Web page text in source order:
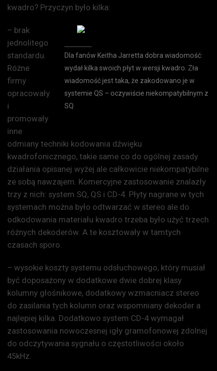
kwadro? Przyczyn było kilka:
Dla fanów Keitha Jarretta dobra wiadomość:
wydał kilka swoich płyt w wersji kwadro. Zła
wiadomość jest taka, że zakodowano je w
systemie QS – oczywiście niekompatybilnym z
SQ
– brak
jednolitego
standardu.
Różne
firmy
opracowały
i
promowały
inne
odmiany techniki kodowania dźwięku
kwadrofonicznego, takie same co do ogólnej zasady
działania opisanej wyżej ale całkowicie niekompatybilne
ze sobą nawzajem. Komercyjne zastosowanie znalazły
trzy z nich: system SQ, QS i CD-4. Płyty nagrane w tych
systemach można było odtwarzać w stereo ale do
odkodowania materiału kwadro trzeba było użyć trzech
różnych dekoderów. A te kosztowały w tamtych
czasach sporo.
– wysokie koszty systemu odsłuchowego, który musiał
być doposażony w dodatkowe dwie dobrej klasy
kolumny głośnikowe, dodatkowy wzmacniacz stereo
do zasilania tych kolumn oraz wspomniany dekoder a
najlepiej kilka. Dodatkowo system CD-4 wymagał
zastosowania nowoczesnej igły gramofonowej zdolnej
do odczytywania sygnału o częstotliwości około
45kHz.